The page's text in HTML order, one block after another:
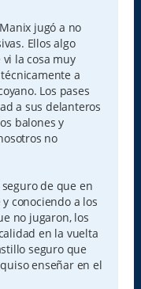
jugó a no
Ellos algo
la cosa muy
a
Los pases
a sus delanteros
balones y
no
de que en
conociendo a los
no jugaron, los
en la vuelta
seguro que
enseñar en el